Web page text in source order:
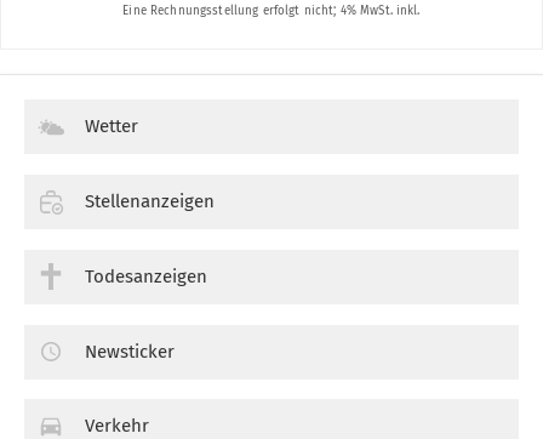
Wetter
Stellenanzeigen
Todesanzeigen
Newsticker
Verkehr